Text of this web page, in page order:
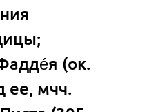
(ок.
ее, мчч.